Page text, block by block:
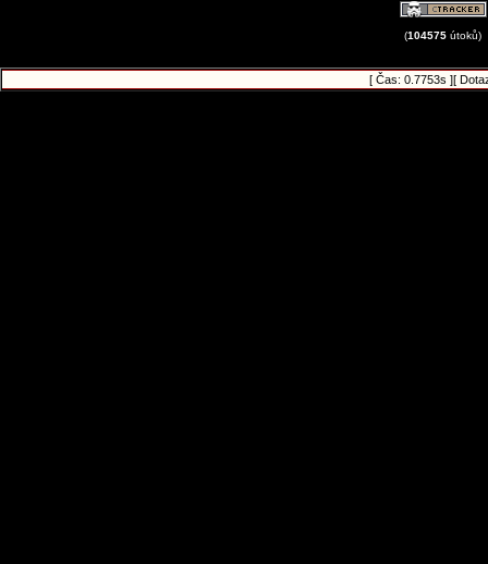
(104575 útoků)
[ Čas: 0.7753s ][